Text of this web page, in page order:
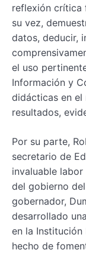
reflexión crítica
su vez,
datos, deducir,
el uso
Información y
didácticas en el
resultados,
Por su parte,
secretario de
invaluable
del gobierno del
gobernador,
desarrollado
en la Institución
hecho de